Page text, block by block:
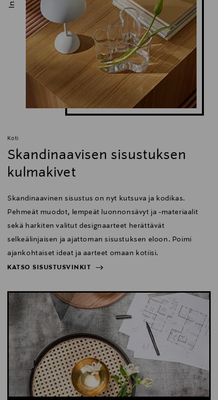
Koti
Skandinaavisen sisustuksen
kulmakivet
Skandinaavinen sisustus on nyt kutsuva ja kodikas.
Pehmeät muodot, lempeät luonnonsävyt ja -materiaalit
sekä harkiten valitut designaarteet herättävät
selkeälinjaisen ja ajattoman sisustuksen eloon. Poimi
ajankohtaiset ideat ja aarteet omaan kotiisi.
KATSO SISUSTUSVINKIT
KATSO SISUSTUSVINKIT